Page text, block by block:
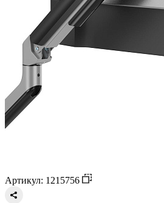
Артикул: 1215756